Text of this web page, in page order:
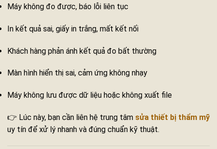
Máy không đo được, báo lỗi liên tục
In kết quả sai, giấy in trắng, mất kết nối
Khách hàng phản ánh kết quả đo bất thường
Màn hình hiển thị sai, cảm ứng không nhạy
Máy không lưu được dữ liệu hoặc không xuất file
👉 Lúc này, bạn cần liên hệ trung tâm sửa thiết bị thẩm mỹ
uy tín để xử lý nhanh và đúng chuẩn kỹ thuật.